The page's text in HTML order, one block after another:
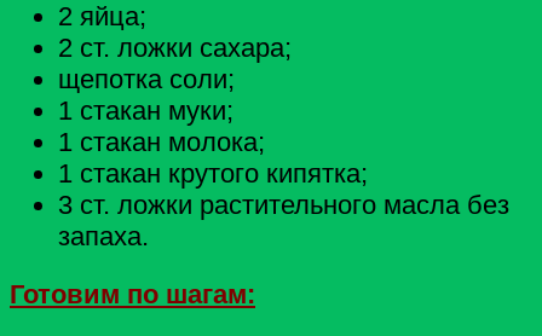
2 яйца;
2 ст. ложки сахара;
щепотка соли;
1 стакан муки;
1 стакан молока;
1 стакан крутого кипятка;
3 ст. ложки растительного масла без
запаха.
Готовим по шагам: